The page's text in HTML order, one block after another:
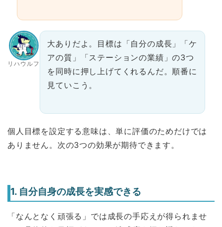
リハウルフ
大ありだよ。目標は「自分の成長」「ケ
アの質」「ステーションの業績」の3つ
を同時に押し上げてくれるんだ。順番に
見ていこう。
個人目標を設定する意味は、単に評価のためだけでは
ありません。次の3つの効果が期待できます。
1. 自分自身の成長を実感できる
「なんとなく頑張る」では成長の手応えが得られませ